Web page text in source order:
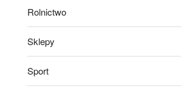
Rolnictwo
Sklepy
Sport